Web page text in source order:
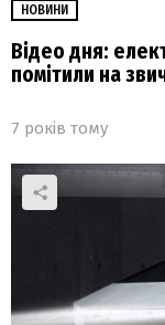
НОВИНИ
Відео дня:
помітили на
7 років тому